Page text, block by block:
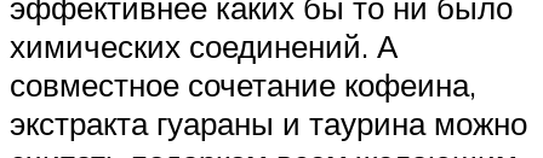
химических соединений. А
совместное сочетание кофеина,
экстракта гуараны и таурина можно